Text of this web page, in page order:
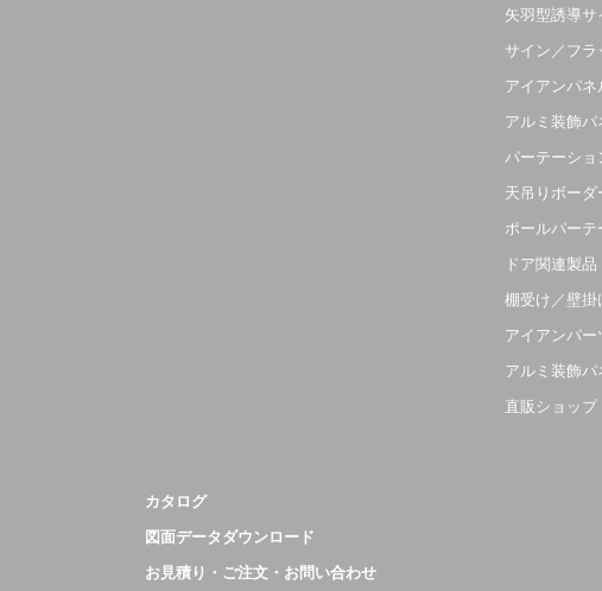
矢羽型誘導サ
サイン／フラ
アイアンパネ
アルミ装飾パ
パーテーショ
天吊りボーダ
ポールパー
ドア関連製品
棚受け／壁掛
アイアンパー
アルミ装飾パ
直販ショップ
カタログ
図面データダウンロード
お見積り・ご注文・お問い合わせ